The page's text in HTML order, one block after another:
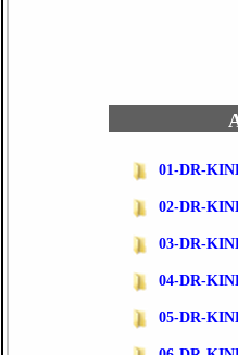
01-DR-
02-DR-
03-DR-
04-DR-
05-DR-